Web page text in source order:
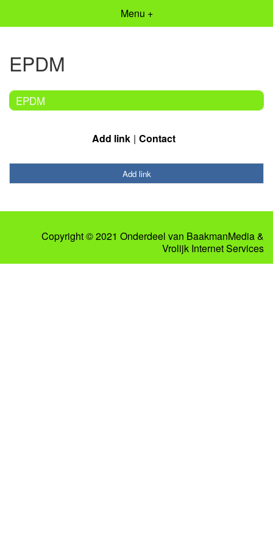
Menu +
EPDM
EPDM
Add link Contact
Add link
Copyright © 2021 Onderdeel van BaakmanMedia&
Vrolijk Internet Services